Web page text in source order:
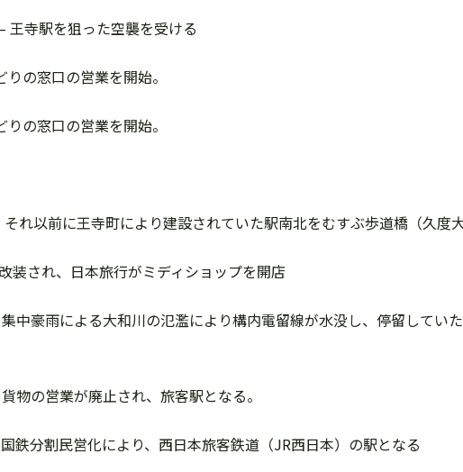
王寺駅を狙った空襲を受ける
の窓口の営業を開始。
の窓口の営業を開始。
それ以前に王寺町により建設されていた駅南北をむすぶ歩道橋（久度
装され、日本旅行がミディショップを開店
中豪雨による大和川の氾濫により構内電留線が水没し、停留してい
物の営業が廃止され、旅客駅となる。
鉄分割民営化により、西日本旅客鉄道（JR西日本）の駅となる